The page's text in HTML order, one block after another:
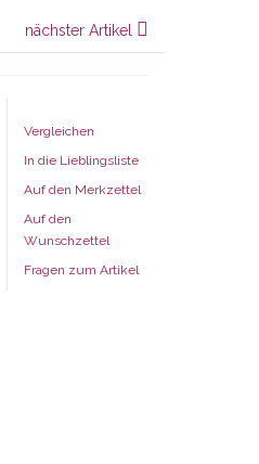
nächster Artikel
Vergleichen
In die Lieblingsliste
Auf den Merkzettel
Auf den
Wunschzettel
Fragen zum Artikel